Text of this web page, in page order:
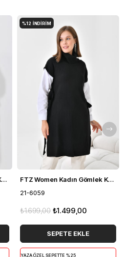
FTZ Women Kadın Gömlek Kol Tunik Açık Gri 21-6059 FTZ Women Kadın Gömlek Kol Tunik Siyah 21-6059
21-6059
₺1.499,00
₺1.699,00
SEPETE EKLE
YAZA ÖZEL SEPETTE %25
%12 İNDIRIM